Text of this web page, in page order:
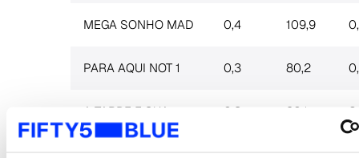
MEGA SONHO MAD 0,4 109,9
PARA AQUI NOT 1 0,3 80,2
A TARDE E SUA 0,3 90,1